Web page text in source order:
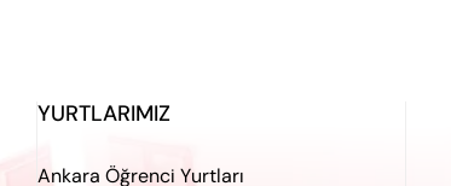
YURTLARIMIZ
Ankara Öğrenci Yurtları